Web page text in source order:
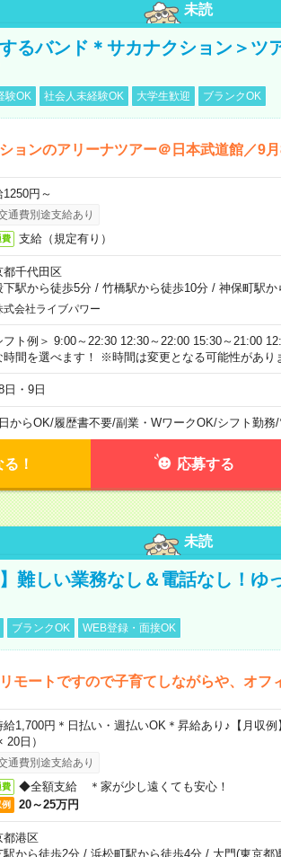
未読
るバンド＊サカナクション＞ツ
験OK 社会人未経験OK 大学生歓迎 ブランクOK
ョンのアリーナツアー＠日本武道館／9月
1250円～
通費別途支給あり
費 支給（規定有り）
都千代田区
下駅から徒歩5分/ 竹橋駅から徒歩10分/ 神保町駅か
式会社ライブパワー
フト例＞ 9:00～22:30 12:30～22:00 15:30～21:00
時間を選べます！ ※時間は変更となる可能性があり
日・9日
からOK/履歴書不要/副業・WワークOK/シフト勤務/
！ 応募する
未読
】難しい業務なし＆電話なし！ゆ
ブランクOK WEB登録・面接OK
モートですので子育てしながらや、オフ
1,700円＊日払い・週払いOK＊昇給あり♪【月収
20日）
通費別途支給あり
費 ◆全額支給 ＊家が少し遠くても安心！
20～25万円
都港区
駅から徒歩2分/ 浜松町駅から徒歩4分/ 大門(東京都